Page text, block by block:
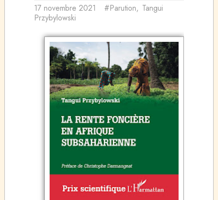
17 novembre 2021 #Parution, Tangui
Przybylowski